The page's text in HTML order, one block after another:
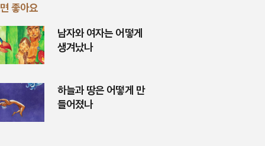
좋아요
남자와 여자는 어떻게
생겨났나
하늘과 땅은 어떻게 만
들어졌나